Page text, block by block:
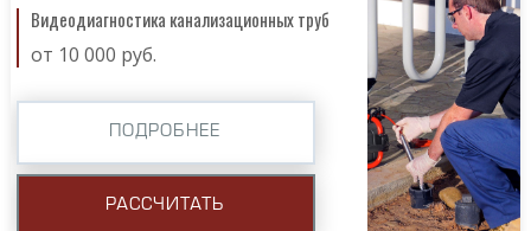
Видеодиагностика канализационных труб
от 10 000 руб.
ПОДРОБНЕЕ
РАССЧИТАТЬ